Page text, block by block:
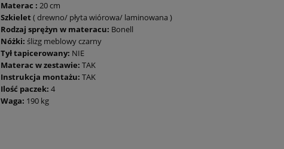
Materac : 20 cm
Szkielet ( drewno/ płyta wiórowa/ laminowana )
Rodzaj sprężyn w materacu: Bonell
Nóżki: ślizg meblowy czarny
Tył tapicerowany: NIE
Materac w zestawie: TAK
Instrukcja montażu: TAK
Ilość paczek: 4
Waga: 190 kg